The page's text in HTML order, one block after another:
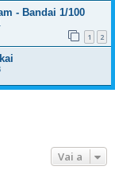
- Bandai 1/100
1 2
Vai a